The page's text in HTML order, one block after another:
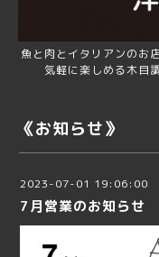
魚と肉とイタリアンのお
気軽に楽しめる木目
《お知らせ》
2023-07-01 19:06:00
7月営業のお知らせ